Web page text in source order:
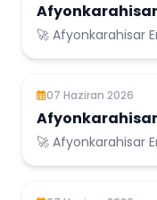
Hizmetleri
🚀 Afyonkarahisar
07 Haziran 2026
Uygulama
🚀 Afyonkarahisar